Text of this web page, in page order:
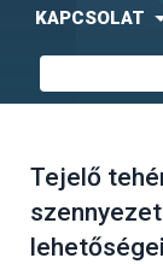
KAPCSOLAT
Tejelő
lehetőségei